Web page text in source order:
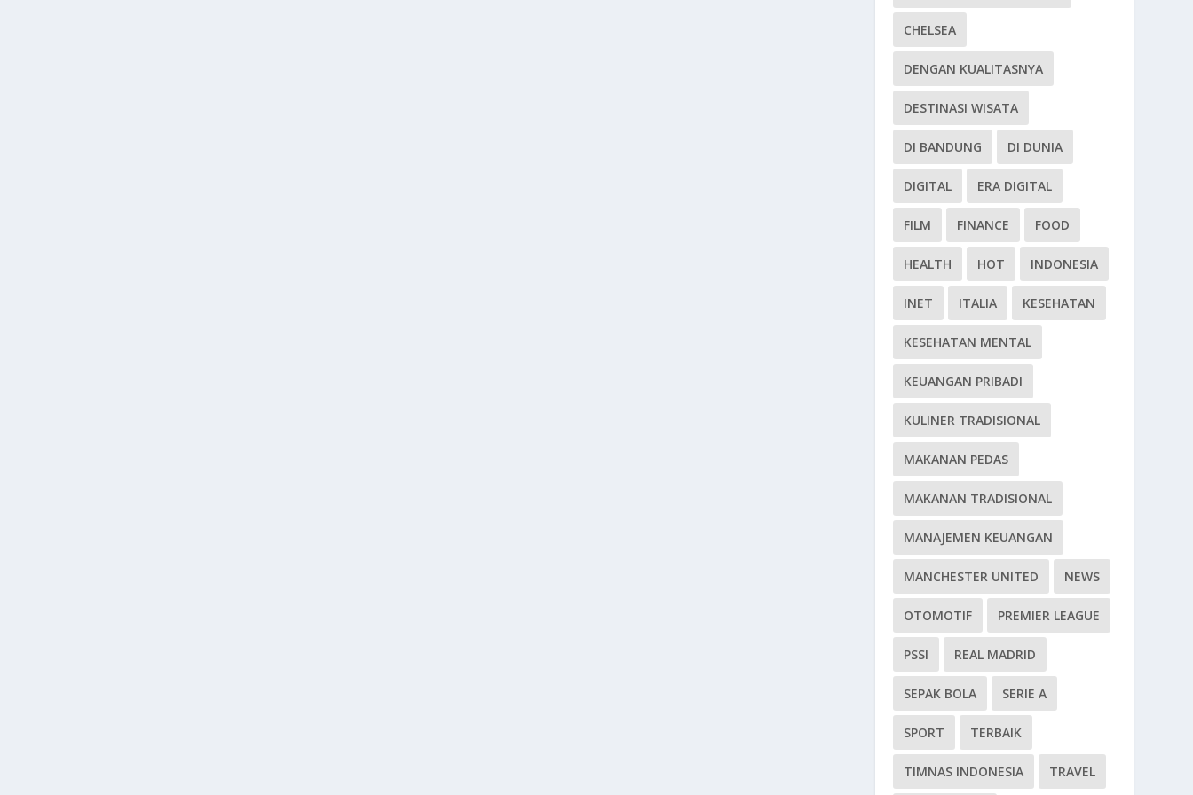
CHELSEA
DENGAN KUALITASNYA
DESTINASI WISATA
DI BANDUNG DI DUNIA
DIGITAL ERA DIGITAL
FILM FINANCE FOOD
HEALTH HOT INDONESIA
INET ITALIA KESEHATAN
KESEHATAN MENTAL
KEUANGAN PRIBADI
KULINER TRADISIONAL
MAKANAN PEDAS
MAKANAN TRADISIONAL
MANAJEMEN KEUANGAN
MANCHESTER UNITED NEWS
OTOMOTIF PREMIER LEAGUE
PSSI REAL MADRID
SEPAK BOLA SERIE A
SPORT TERBAIK
TIMNAS INDONESIA TRAVEL